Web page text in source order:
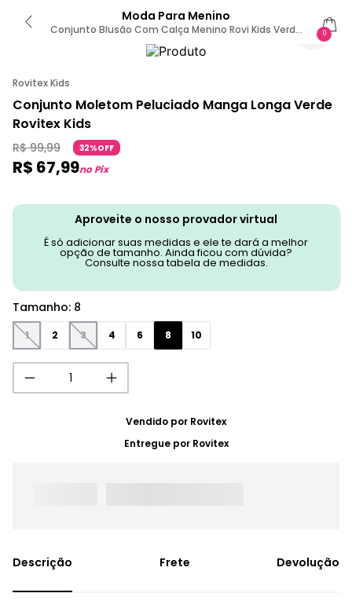
Moda Para Menino
Conjunto Blusão Com Calça Menino Rovi Kids Verde
8 / Verde
0
Rovitex Kids
Conjunto Moletom Peluciado Manga Longa Verde
Rovitex Kids
R$ 99,99 32%OFF
R$ 67,99no Pix
Aproveite o nosso provador virtual
É só adicionar suas medidas e ele te dará a melhor
opção de tamanho. Ainda ficou com dúvida?
Consulte nossa tabela de medidas.
Tamanho: 8
1 2 3 4 6 8 10
Vendido por Rovitex
Entregue por Rovitex
Frete Devolução